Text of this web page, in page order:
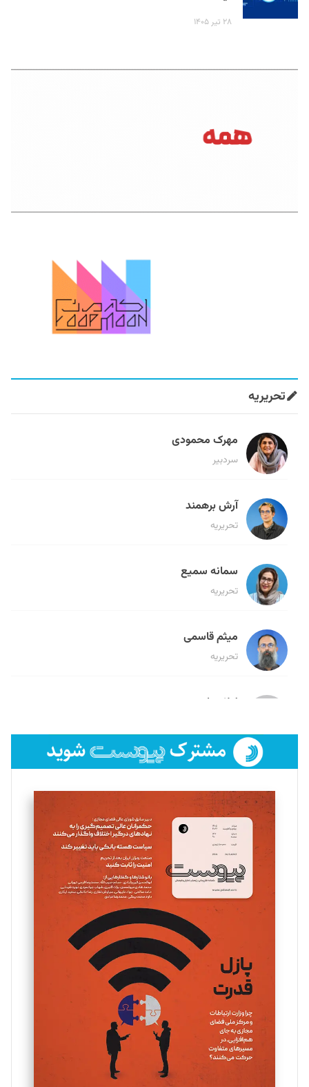
۲۸ تیر ۱۴۰۵
تحریریه
مهرک محمودی
سردبیر
آرش برهمند
تحریریه
سمانه سمیع
تحریریه
میثم قاسمی
تحریریه
لیلا حنارود
فائزه فتحی رستمی
تحریریه
سروش کرمیان
تحریریه
مینا پاکدل
یسنا امان‌پور
تحریریه
ملینا جعفری
تحریریه